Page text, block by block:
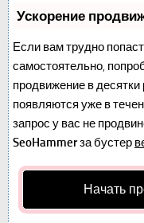
Ускорение
Если вам трудно
самостоятельно,
продвижение в
появляются уже в
запрос у вас не
SeoHammerза бустер
Начать